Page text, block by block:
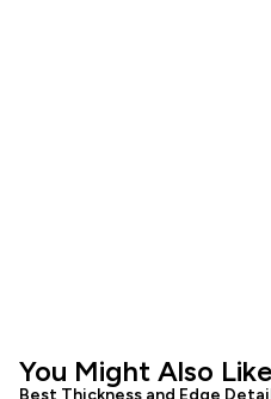
You Might Also Like
Best Thickness and Edge